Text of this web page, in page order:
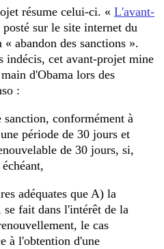
résume celui-ci. « L'avant-
posté sur le site internet du
abandon des sanctions ».
indécis, cet avant-projet mine
d'Obama lors des
:
conformément à
période de 30 jours et
de 30 jours, si,
adéquates que A) la
fait dans l'intérêt de la
le cas
à l'obtention d'une